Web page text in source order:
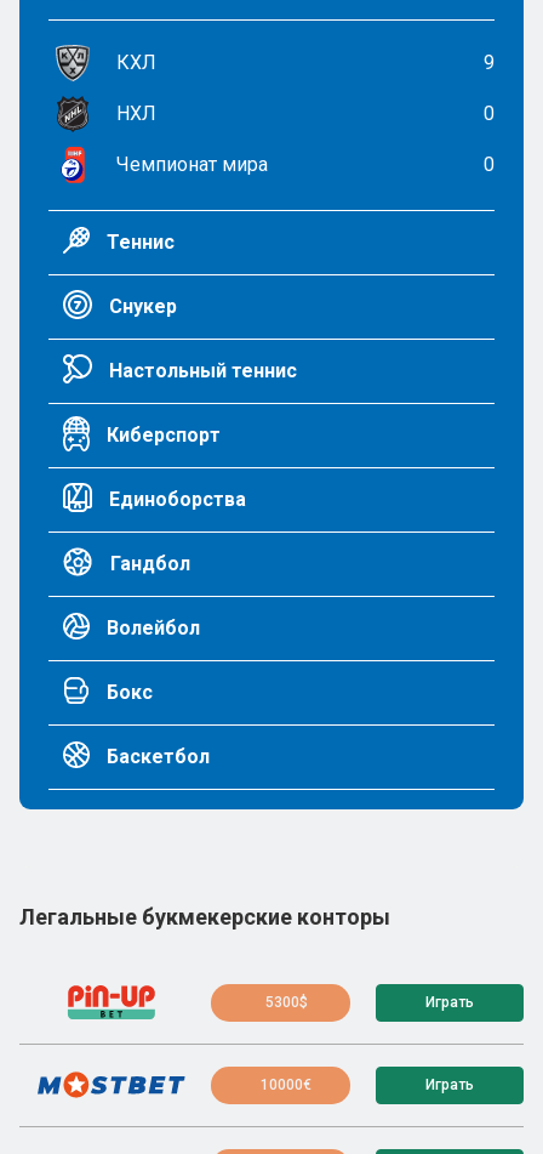
КХЛ 9
НХЛ 0
Чемпионат мира 0
Теннис
Снукер
Настольный теннис
Киберспорт
Единоборства
Гандбол
Волейбол
Бокс
Баскетбол
Легальные букмекерские конторы
5300$ Играть
10000€ Играть